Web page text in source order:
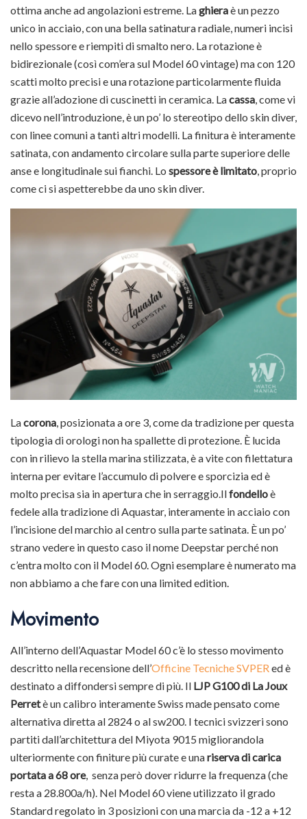
ottima anche ad angolazioni estreme. Laghieraè un pezzo
unico in acciaio, con una bella satinatura radiale, numeri incisi
nello spessore e riempiti di smalto nero. La rotazione è
bidirezionale (così com’era sul Model 60 vintage) ma con 120
scatti molto precisi e una rotazione particolarmente fluida
grazie all’adozione di cuscinetti in ceramica. Lacassa, come vi
dicevo nell’introduzione, è un po’ lo stereotipo dello skin diver,
con linee comuni a tanti altri modelli. La finitura è interamente
satinata, con andamento circolare sulla parte superiore delle
anse e longitudinale sui fianchi. Lo spessore è limitato, proprio
come ci si aspetterebbe da uno skin diver.
Lacorona , posizionata a ore 3, come da tradizione per questa
tipologia di orologi non ha spallette di protezione. È lucida
con in rilievo la stella marina stilizzata, è a vite con filettatura
interna per evitare l’accumulo di polvere e sporcizia ed è
molto precisa sia in apertura che in serraggio.Ilfondelloè
fedele alla tradizione di Aquastar, interamente in acciaio con
l’incisione del marchio al centro sulla parte satinata. È un po’
strano vedere in questo caso il nome Deepstar perché non
c’entra molto con il Model 60. Ogni esemplare è numerato ma
non abbiamo a che fare con una limited edition.
Movimento
All’interno dell’Aquastar Model 60 c’è lo stesso movimento
descritto nella recensione dell’Officine Tecniche SVPER ed è
destinato a diffondersi sempre di più. Il LJPG100 di La Joux
Perretè un calibro interamente Swiss made pensato come
alternativa diretta al 2824 o al sw200. I tecnici svizzeri sono
partiti dall’architettura del Miyota 9015 migliorandola
ulteriormente con finiture più curate e unariserva di carica
portata a 68 ore, senza però dover ridurre la frequenza (che
resta a 28.800a/h). Nel Model 60 viene utilizzato il grado
Standard regolato in 3 posizioni con una marcia da -12 a +12